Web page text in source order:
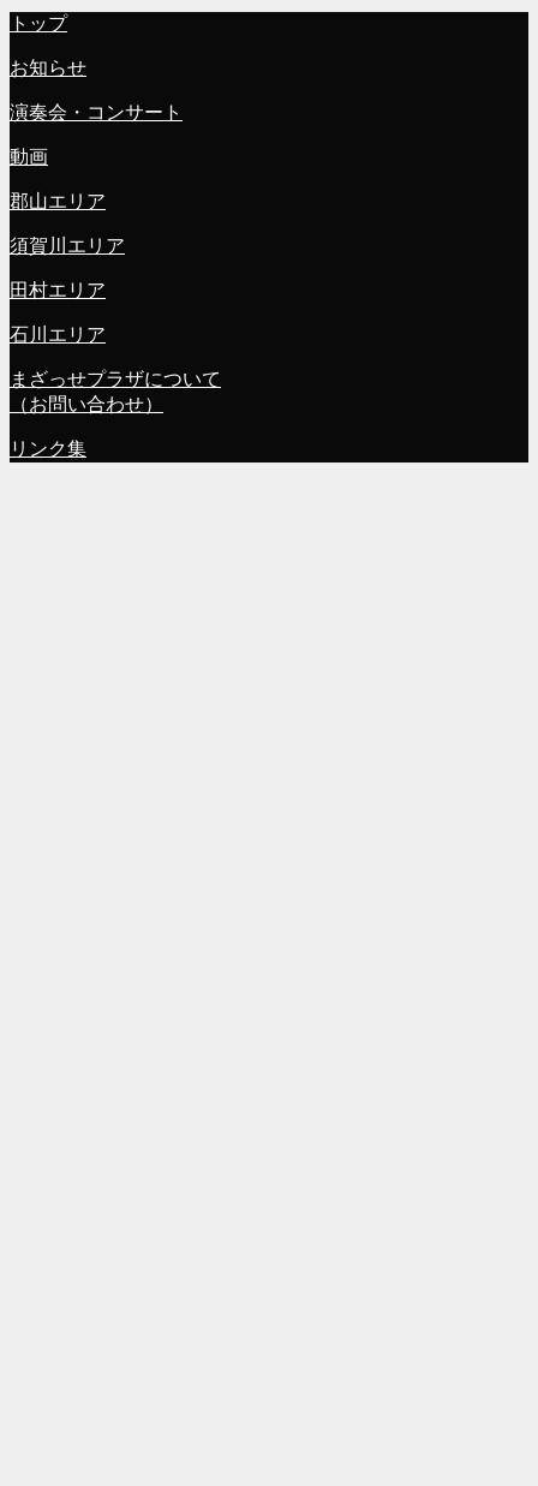
トップ
お知らせ
演奏会・コンサート
動画
郡山エリア
須賀川エリア
田村エリア
石川エリア
まざっせプラザについて
（お問い合わせ）
リンク集